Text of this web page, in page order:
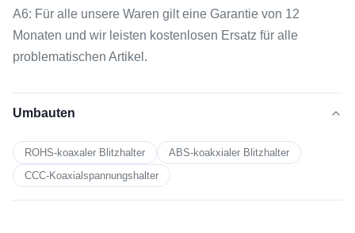
A6: Für alle unsere Waren gilt eine Garantie von 12
Monaten und wir leisten kostenlosen Ersatz für alle
problematischen Artikel.
Umbauten
ROHS-koaxaler Blitzhalter
ABS-koakxialer Blitzhalter
CCC-Koaxialspannungshalter